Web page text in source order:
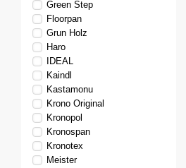
Green Step
Floorpan
Grun Holz
Haro
IDEAL
Kaindl
Kastamonu
Krono Original
Kronopol
Kronospan
Kronotex
Meister